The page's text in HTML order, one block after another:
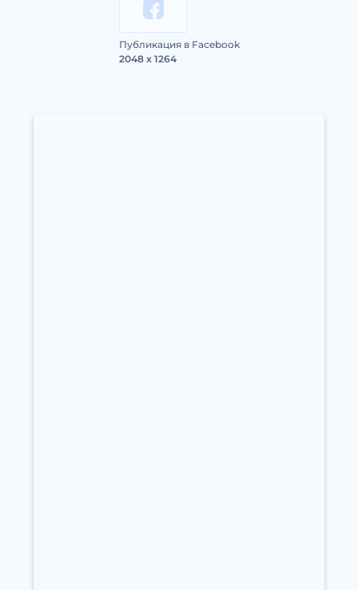
Публикация в Facebook
2048 x 1264